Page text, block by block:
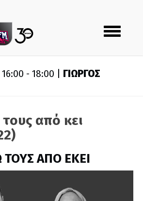
Toggle
navigation
16:00 - 18:00 | ΓΙΩΡΓΟΣ
από κει
ΑΠΟ ΕΚΕΙ